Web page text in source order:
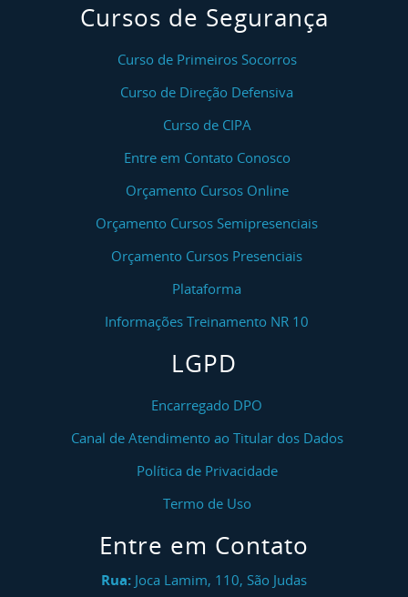
Cursos de Segurança
Curso de Primeiros Socorros
Curso de Direção Defensiva
Curso de CIPA
Entre em Contato Conosco
Orçamento Cursos Online
Orçamento Cursos Semipresenciais
Orçamento Cursos Presenciais
Plataforma
Informações Treinamento NR 10
LGPD
Encarregado DPO
Canal de Atendimento ao Titular dos Dados
Política de Privacidade
Termo de Uso
Entre em Contato
Rua: Joca Lamim, 110, São Judas